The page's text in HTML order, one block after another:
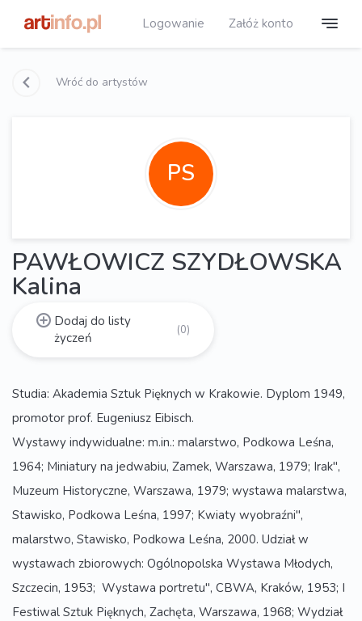
Logowanie Załóż konto
Wróć do artystów
PS
PAWŁOWICZ SZYDŁOWSKA
Kalina
Dodaj do listy
życzeń
(0)
Studia: Akademia Sztuk Pięknych w Krakowie. Dyplom 1949,
promotor prof. Eugeniusz Eibisch.
Wystawy indywidualne: m.in.: malarstwo, Podkowa Leśna,
1964; Miniatury na jedwabiu, Zamek, Warszawa, 1979; Irak",
Muzeum Historyczne, Warszawa, 1979; wystawa malarstwa,
Stawisko, Podkowa Leśna, 1997; Kwiaty wyobraźni",
malarstwo, Stawisko, Podkowa Leśna, 2000. Udział w
wystawach zbiorowych: Ogólnopolska Wystawa Młodych,
Szczecin, 1953;  Wystawa portretu", CBWA, Kraków, 1953; I
Festiwal Sztuk Pięknych, Zachęta, Warszawa, 1968; Wydział